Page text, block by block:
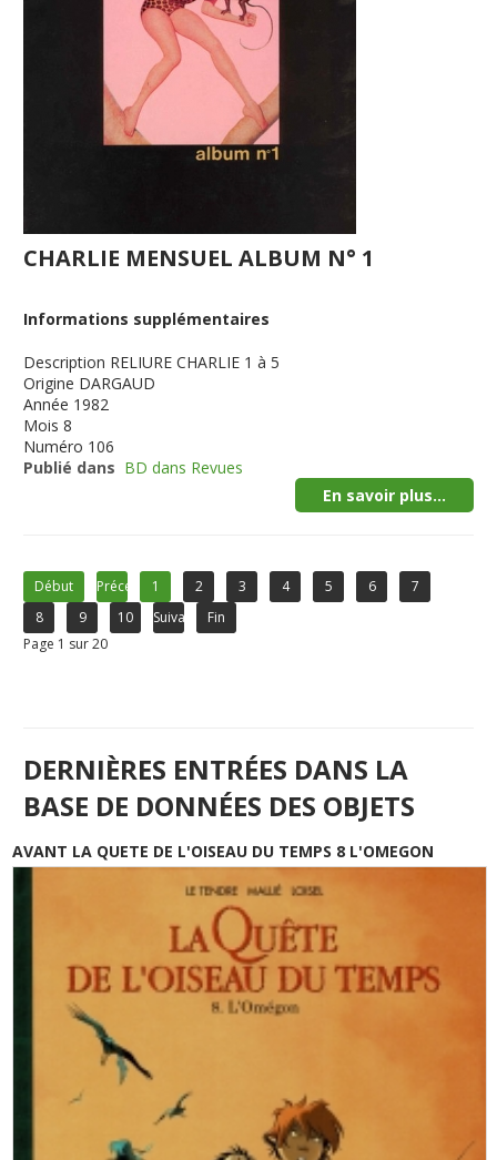
CHARLIE MENSUEL ALBUM N° 1
Informations supplémentaires
Description RELIURE CHARLIE 1 à 5
Origine DARGAUD
Année 1982
Mois 8
Numéro 106
Publié dans BD dans Revues
En savoir plus...
Début Précédent1 2 3 4 5 6
7
8
9 10 Suivant
Fin
Page 1 sur 20
DERNIÈRES ENTRÉES DANS LA
BASE DE DONNÉES DES OBJETS
AVANT LA QUETE DE L'OISEAU DU TEMPS 8 L'OMEGON